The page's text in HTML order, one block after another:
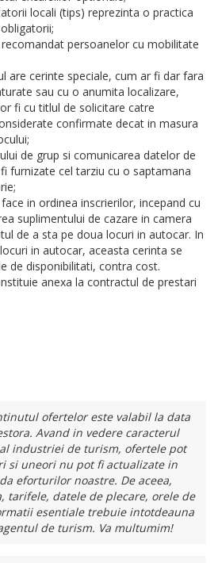
locali (tips) reprezinta o practica
persoanelor cu mobilitate
are cerinte speciale, cum ar fi dar fara
sau cu o anumita localizare,
fi cu titlul de solicitare catre
confirmate decat in masura
de grup si comunicarea datelor de
furnizate cel tarziu cu o saptamana
in ordinea inscrierilor, incepand cu
suplimentului de cazare in camera
de a sta pe doua locuri in autocar. In
in autocar, aceasta cerinta se
de disponibilitati, contra cost.
anexa la contractul de prestari
ofertelor este valabil la data
Avand in vedere caracterul
industriei de turism, ofertele pot
si uneori nu pot fi actualizate in
eforturilor noastre. De aceea,
tarifele, datele de plecare, orele de
esentiale trebuie intotdeauna
de turism. Va multumim!